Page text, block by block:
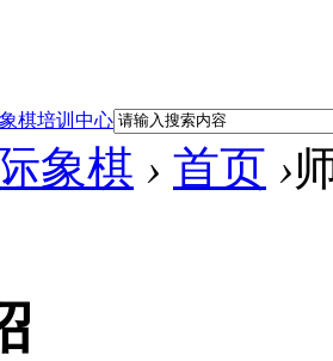
象棋 › 首页 ›